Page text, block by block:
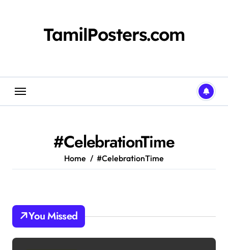
TamilPosters.com
#CelebrationTime
Home #CelebrationTime
You Missed